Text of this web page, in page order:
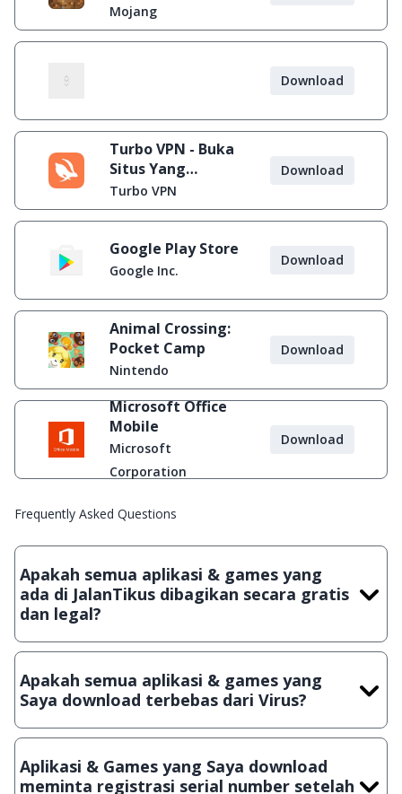
Mojang
Download
Turbo VPN - Buka
Situs Yang
Diblokir
Turbo VPN
Download
Google Play Store
Google Inc.
Download
Animal Crossing:
Pocket Camp
Nintendo
Download
Microsoft Office
Mobile
Microsoft
Corporation
Download
Frequently Asked Questions
Apakah semua aplikasi & games yang
ada di JalanTikus dibagikan secara gratis
dan legal?
Ya, JalanTikus hanya membagikan aplikasi & games yang
crack, patch atau semacamnya.
Apakah semua aplikasi & games yang
Saya download terbebas dari Virus?
Ya, JalanTikus selalu melakukan scanning dengan 3 jenis
suatu aplikasi atau games, sehingga bisa dijamin 100%
Aplikasi & Games yang Saya download
meminta registrasi serial number setelah